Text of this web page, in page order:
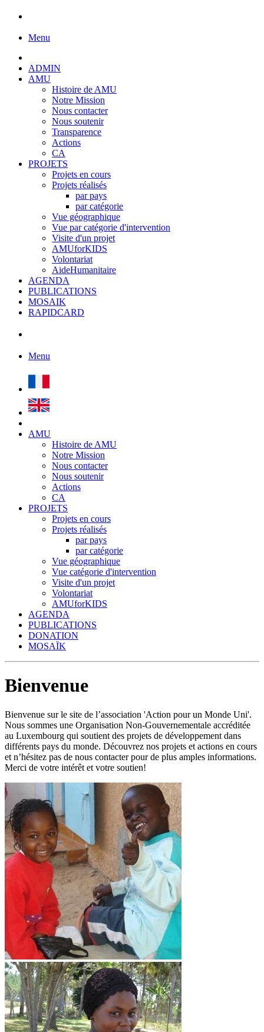
Menu
ADMIN
AMU
Histoire de AMU
Notre Mission
Nous contacter
Nous soutenir
Transparence
Actions
CA
PROJETS
Projets en cours
Projets réalisés
par pays
par catégorie
Vue géographique
Vue par catégorie d'intervention
Visite d'un projet
AMUforKIDS
Volontariat
AideHumanitaire
AGENDA
PUBLICATIONS
MOSAIK
RAPIDCARD
Menu
AMU
Histoire de AMU
Notre Mission
Nous contacter
Nous soutenir
Actions
CA
PROJETS
Projets en cours
Projets réalisés
par pays
par catégorie
Vue géographique
Vue catégorie d'intervention
Visite d'un projet
Volontariat
AMUforKIDS
AGENDA
PUBLICATIONS
DONATION
MOSAÏK
Bienvenue
Bienvenue sur le site de l’association 'Action pour un Monde Uni'.
Nous sommes une Organisation Non-Gouvernementale accréditée
au Luxembourg qui soutient des projets de développement dans
différents pays du monde. Découvrez nos projets et actions en cours
et n’hésitez pas de nous contacter pour de plus amples informations.
Merci de votre intérêt et votre soutien!